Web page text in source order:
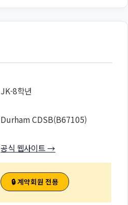
JK-8학년
Durham CDSB(B67105)
공식 웹사이트 →
🔒 계약회원 전용